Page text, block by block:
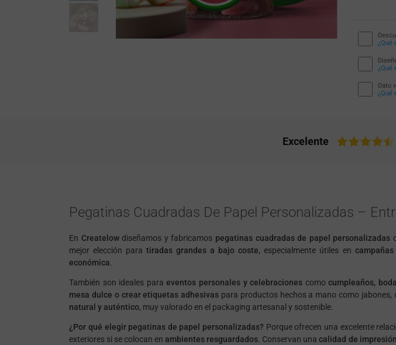
¿Qué
¿Qué
Dato
¿Qué
Excelente
Pegatinas Cuadradas De Papel Personalizadas –
En Createlowdiseñamos y fabricamos pegatinas cuadradas de papel personalizadas
mejor elección paratiradas grandes a bajo coste, especialmente útiles en
económica.
También son ideales paraeventos personales y celebraciones comocumpleaños,
mesa dulce o crear etiquetas adhesivas para productos hechos a mano como jabones,
natural y auténtico, muy valorado en el packaging artesanal y sostenible.
¿Por qué elegir pegatinas de papel personalizadas? Porque ofrecen una excelente
exteriores si se colocan enambientes resguardados. Conservan unacalidad de